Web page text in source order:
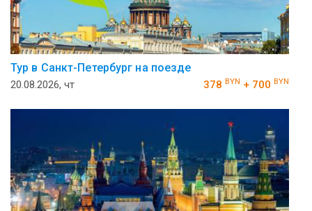
Тур в Санкт-Петербург на поезде
20.08.2026, чт 378 BYN + 700 BYN